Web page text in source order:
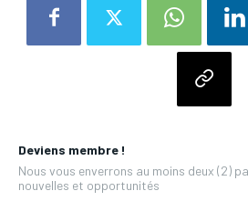
Deviens membre !
Nous vous enverrons au moins deux (2)
nouvelles et opportunités